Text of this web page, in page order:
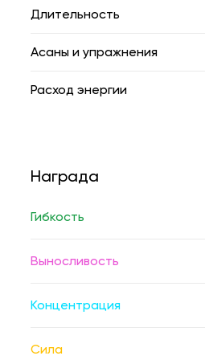
Длительность
Асаны и упражнения
Расход энергии
Награда
Гибкость
Выносливость
Концентрация
Сила